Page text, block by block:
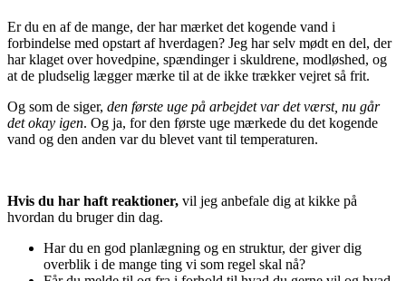
Er du en af de mange, der har mærket det kogende vand i
forbindelse med opstart af hverdagen? Jeg har selv mødt en del, der
har klaget over hovedpine, spændinger i skuldrene, modløshed, og
at de pludselig lægger mærke til at de ikke trækker vejret så frit.
Og som de siger, den første uge på arbejdet var det værst, nu går
det okay igen. Og ja, for den første uge mærkede du det kogende
vand og den anden var du blevet vant til temperaturen.
Hvis du har haft reaktioner, vil jeg anbefale dig at kikke på
hvordan du bruger din dag.
Har du en god planlægning og en struktur, der giver dig
overblik i de mange ting vi som regel skal nå?